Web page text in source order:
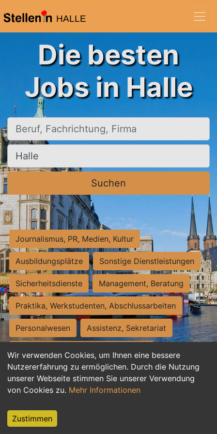
HALLE
Wir verwenden Cookies, um Ihnen eine bessere
Nutzererfahrung zu ermöglichen. Durch die Nutzung
unserer Webseite stimmen Sie unserer Verwendung
von Cookies zu. Mehr Informationen
Zustimmen
Die besten
Jobs in Halle
Beruf, Fachrichtung, Firma
Ort, Stadt
Suchen
Journalismus, PR, Medien, Kultur
Ausbildungsplätze Sonstige Dienstleistungen
Sicherheitsdienste Management, Beratung
Praktika, Werkstudenten, Abschlussarbeiten
Personalwesen Assistenz, Sekretariat
Hilfskräfte, Aushilfs- und Nebenjobs
Einkauf, Logistik, Materialwirtschaft
Weiterbildung, Studium, duale Ausbildung
Tourismus